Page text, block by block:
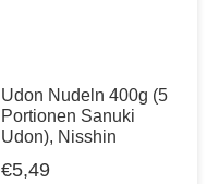
Udon Nudeln 400g (5
Portionen Sanuki
Udon), Nisshin
€5,49